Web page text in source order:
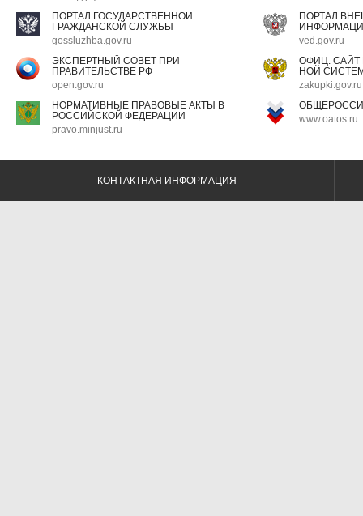
ПОРТАЛ ГОСУДАРСТВЕННОЙ
ГРАЖДАНСКОЙ СЛУЖБЫ
gossluzhba.gov.ru
ПОРТАЛ
ved.gov.ru
ЭКСПЕРТНЫЙ СОВЕТ ПРИ
ПРАВИТЕЛЬСТВЕ РФ
open.gov.ru
ОФИЦ.
НОЙ
zakupki.gov.ru
НОРМАТИВНЫЕ ПРАВОВЫЕ АКТЫ В
РОССИЙСКОЙ ФЕДЕРАЦИИ
pravo.minjust.ru
www.oatos.ru
КОНТАКТНАЯ ИНФОРМАЦИЯ